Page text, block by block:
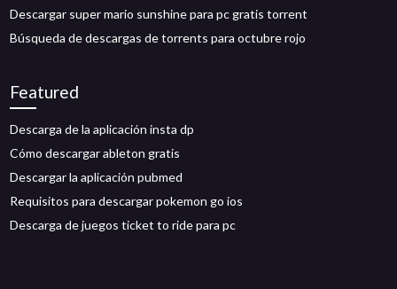
Descargar super mario sunshine para pc gratis torrent
Búsqueda de descargas de torrents para octubre rojo
Featured
Descarga de la aplicación insta dp
Cómo descargar ableton gratis
Descargar la aplicación pubmed
Requisitos para descargar pokemon go ios
Descarga de juegos ticket to ride para pc